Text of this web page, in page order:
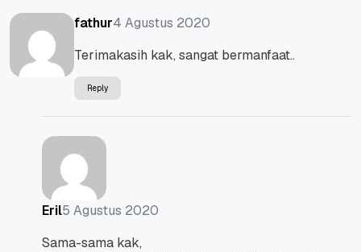
fathur4 Agustus 2020
Terimakasih kak, sangat bermanfaat..
Reply
Eril5 Agustus 2020
Sama-sama kak,